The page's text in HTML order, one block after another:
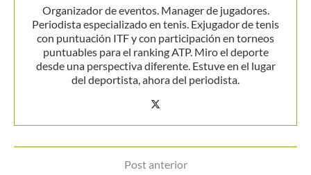
Organizador de eventos. Manager de jugadores.
Periodista especializado en tenis. Exjugador de tenis
con puntuación ITF y con participación en torneos
puntuables para el ranking ATP. Miro el deporte
desde una perspectiva diferente. Estuve en el lugar
del deportista, ahora del periodista.
Post anterior